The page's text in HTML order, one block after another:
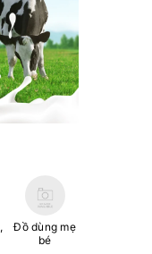
Đồ dùng mẹ
bé